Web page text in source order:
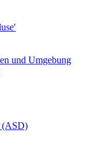
und Umgebung
(ASD)